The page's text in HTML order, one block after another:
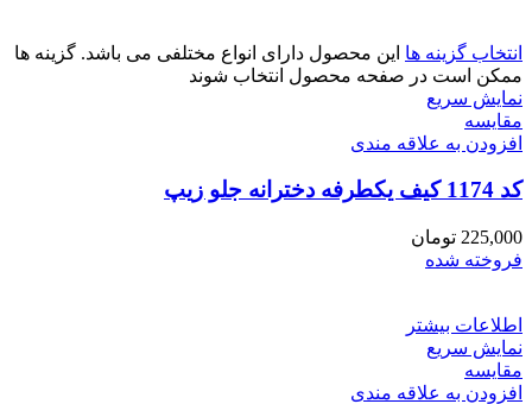
انتخاب گزینه ها این محصول دارای انواع مختلفی می باشد. گزینه ها
ممکن است در صفحه محصول انتخاب شوند
نمایش سریع
مقايسه
افزودن به علاقه مندی
کد 1174 کیف یکطرفه دخترانه جلو زیپ
225,000 تومان
فروخته شده
اطلاعات بیشتر
نمایش سریع
مقايسه
افزودن به علاقه مندی